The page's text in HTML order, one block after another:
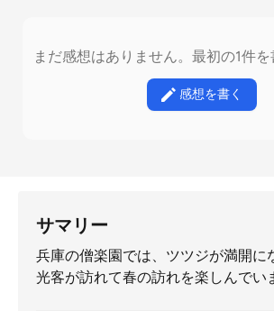
まだ感想はありません。最初の1件を
感想を書く
サマリー
兵庫の僧楽園では、ツツジが満開に
光客が訪れて春の訪れを楽しんでい